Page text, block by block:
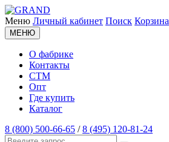
Меню Личный кабинет Поиск Корзина
МЕНЮ
О фабрике
Контакты
СТМ
Опт
Где купить
Каталог
8 (800) 500-66-65 /8 (495) 120-81-24